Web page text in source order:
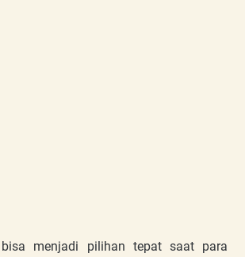
menjadi pilihan tepat saat para